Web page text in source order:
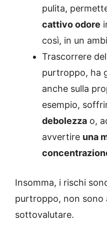
pulita,
cattivo odore
così, in un
Trascorrere
purtroppo, ha
anche sulla
esempio,
debolezza o,
avvertire una
Insomma, i rischi
purtroppo, non sono
sottovalutare.